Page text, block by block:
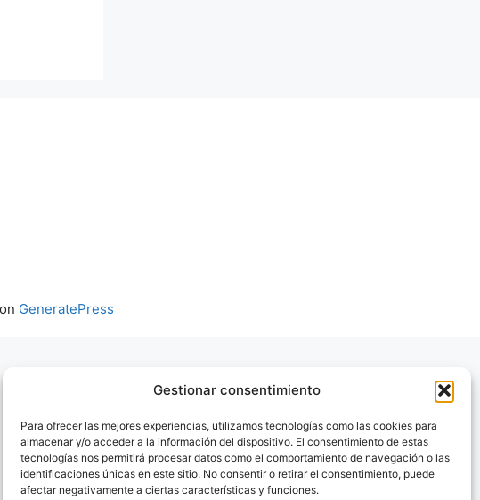
Gestionar consentimiento
Para ofrecer las mejores experiencias, utilizamos tecnologías como las cookies para
almacenar y/o acceder a la información del dispositivo. El consentimiento de estas
tecnologías nos permitirá procesar datos como el comportamiento de navegación o las
identificaciones únicas en este sitio. No consentir o retirar el consentimiento, puede
afectar negativamente a ciertas características y funciones.
GeneratePress